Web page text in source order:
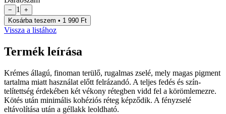
− 1
+
Kosárba teszem • 1 990 Ft
Vissza a listához
Termék leírása
Krémes állagú, finoman terülő, rugalmas zselé, mely magas pigment
tartalma miatt használat előtt felrázandó. A teljes fedés és szín-
telítettség érdekében két vékony rétegben vidd fel a körömlemezre.
Kötés után minimális kohéziós réteg képződik. A fényzselé
eltávolítása után a géllakk leoldható.